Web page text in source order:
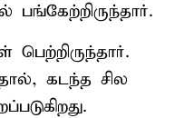
பெற்றிருந்தார்.
கடந்த சில